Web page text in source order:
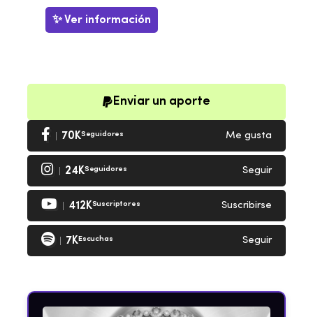
✨ Ver información
Enviar un aporte
70KSeguidores Me gusta
24KSeguidores Seguir
412KSuscriptores Suscribirse
7KEscuchas Seguir